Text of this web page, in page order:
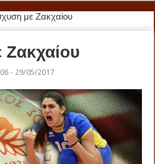
με Ζακχαίου
Ζακχαίου
- 29/05/2017